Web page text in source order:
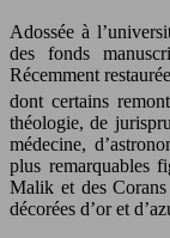
Adossée à
des fonds
Récemment
dont certains
théologie, de
médecine,
plus remarquables
Malik et des
décorées d’or et